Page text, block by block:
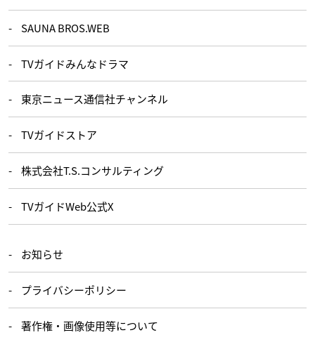
SAUNA BROS.WEB
TVガイドみんなドラマ
東京ニュース通信社チャンネル
TVガイドストア
株式会社T.S.コンサルティング
TVガイドWeb公式X
お知らせ
プライバシーポリシー
著作権・画像使用等について